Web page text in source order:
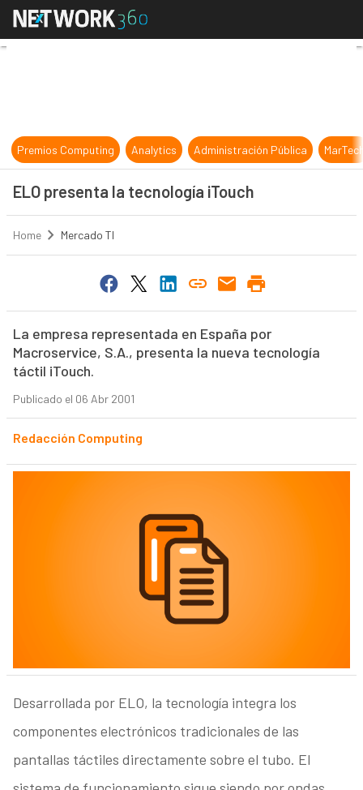
ELO presenta la tecnología iTouch
Premios Computing Analytics Administración Pública
ELO presenta la tecnología iTouch
Home Mercado TI
La empresa representada en España por
Macroservice, S.A., presenta la nueva tecnología
táctil iTouch.
Publicado el 06 Abr 2001
Redacción Computing
Desarrollada por ELO, la tecnología integra los
componentes electrónicos tradicionales de las
pantallas táctiles directamente sobre el tubo. El